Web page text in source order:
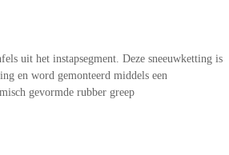
uit het instapsegment. Deze sneeuwketting is
en word gemonteerd middels een
gevormde rubber greep